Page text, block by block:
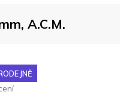
A.C.M.